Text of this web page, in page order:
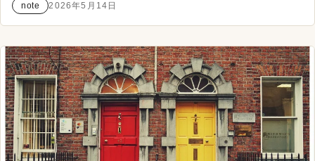
note 2026年5月14日